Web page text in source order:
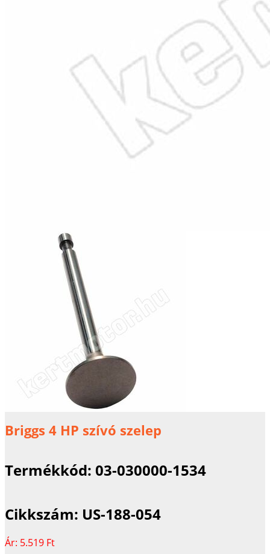
Briggs 4 HP szívó szelep
Termékkód: 03-030000-1534
Cikkszám: US-188-054
Ár: 5.519 Ft